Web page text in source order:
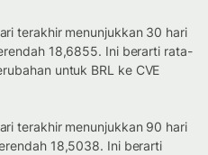
terakhir menunjukkan 30 hari
18,6855. Ini berarti rata-
untuk BRL ke CVE
terakhir menunjukkan 90 hari
18,5038. Ini berarti